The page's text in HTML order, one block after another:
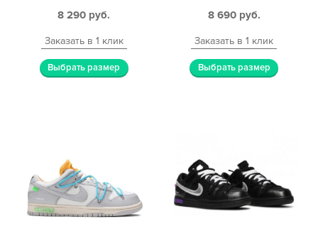
8 290 руб.
Заказать в 1 клик
Выбрать размер
8 690 руб.
Заказать в 1 клик
Выбрать размер